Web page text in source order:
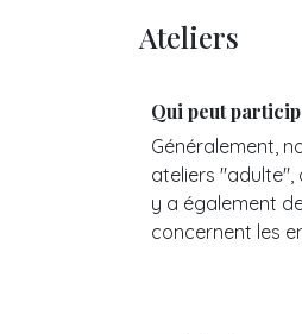
Ateliers
Qui peut
Généralement,
ateliers "adulte",
y a également
concernent les